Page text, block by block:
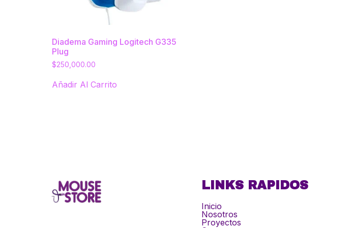
Diadema Gaming Logitech G335
Plug
$250,000.00
Añadir Al Carrito
LINKS RAPIDOS
Inicio
Nosotros
Proyectos